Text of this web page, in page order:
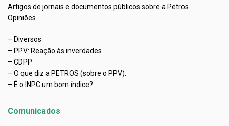
Artigos de jornais e documentos públicos sobre a Petros
Opiniões
– Diversos
– PPV: Reação às inverdades
– CDPP
– O que diz a PETROS (sobre o PPV):
– É o INPC um bom índice?
Comunicados